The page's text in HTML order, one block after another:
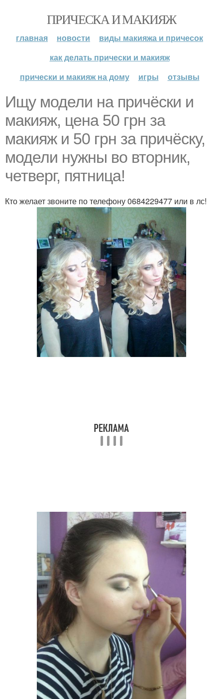
ПРИЧЕСКА И МАКИЯЖ
главная новости
виды макияжа и причесок
как делать прически и макияж
прически и макияж на дому
игры отзывы
Ищу модели на причёски и
макияж, цена 50 грн за
макияж и 50 грн за причёску,
модели нужны во вторник,
четверг, пятница!
Кто желает звоните по телефону 0684229477 или в лс!